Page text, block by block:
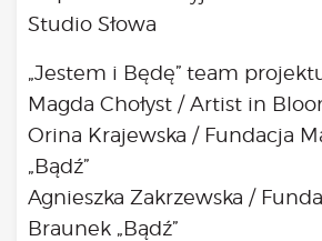
Studio Słowa
„Jestem i Będę” team
Magda Chołyst /Artist in
Orina Krajewska / Fundacja
„Bądź”
Agnieszka Zakrzewska /
Braunek „Bądź”